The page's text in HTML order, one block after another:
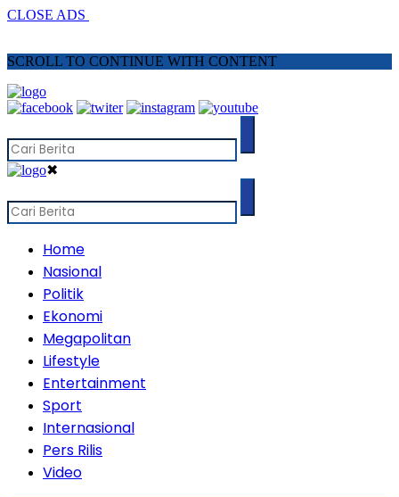
CLOSE ADS
SCROLL TO CONTINUE WITH CONTENT
✖
Home
Nasional
Politik
Ekonomi
Megapolitan
Lifestyle
Entertainment
Sport
Internasional
Pers Rilis
Video